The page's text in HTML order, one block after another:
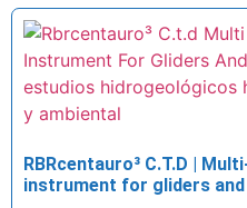
RBRcentauro³ C.T.D |
instrument for gliders and